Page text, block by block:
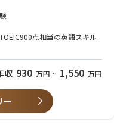
て新しい技術を提案し、お客
す。自分が考え抜いたアイデ
ことを実感できる点がこの仕
界の知識を深める事ができ、
知識を深める事ができます。
実行計画を策定する
的、ガバナンスプリンシパ
責任及びプロセスを策定し、
戦略施策を支える形を整え
ワーク手法を用いて推進し、
にHRと共創する。ルールや
動規範を定義する。
築を支援しIT組織の文化を醸
る
ンスを向上維持させ、IT組織
点相当の英語スキル
した業務構築
バナンス業務経験
ン力による合意形成を行える
収 930 万円 ~ 1,550 万円
ー